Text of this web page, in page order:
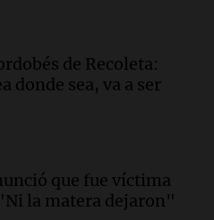
hombre con
en Rafaela durante
en peluquería de
escapados con
de Recoleta:
donde sea, va a ser
que fue víctima
la matera dejaron"